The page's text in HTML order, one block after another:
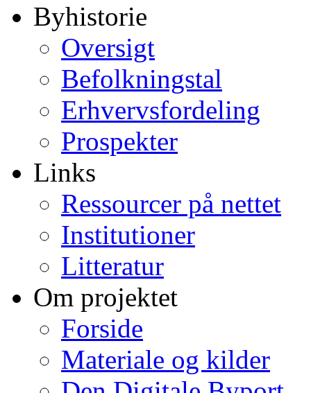
Byhistorie
Oversigt
Befolkningstal
Erhvervsfordeling
Prospekter
Links
Ressourcer på nettet
Institutioner
Litteratur
Om projektet
Forside
Materiale og kilder